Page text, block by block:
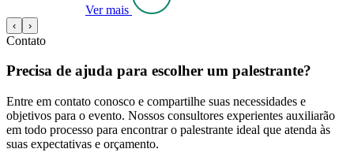
Ver mais
‹ ›
Contato
Precisa de ajuda para escolher um palestrante?
Entre em contato conosco e compartilhe suas necessidades e
objetivos para o evento. Nossos consultores experientes auxiliarão
em todo processo para encontrar o palestrante ideal que atenda às
suas expectativas e orçamento.